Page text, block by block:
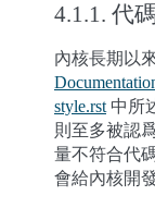
4.1.1. 代
內核長期以
style.rst 中所
則至多被認
量不符合代
會給內核開